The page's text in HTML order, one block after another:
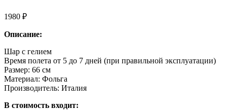
1980 ₽
Описание:
Шар с гелием
Время полета от 5 до 7 дней (при правильной эксплуатации)
Размер: 66 см
Материал: Фольга
Производитель: Италия
В стоимость входит: